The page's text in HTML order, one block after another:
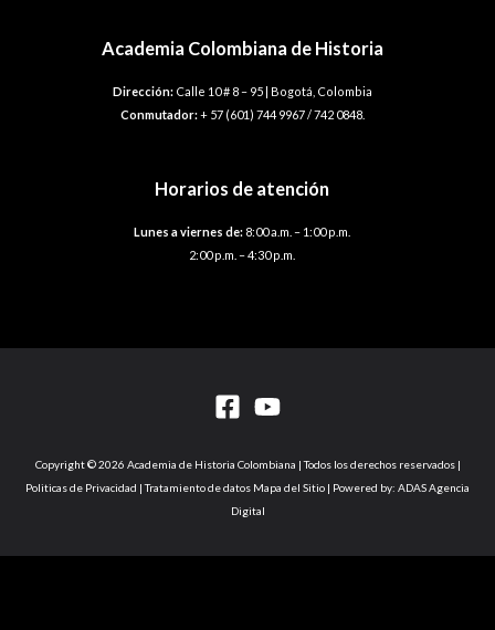
Academia Colombiana de Historia
Dirección:Calle 10 # 8 – 95 | Bogotá, Colombia
Conmutador:+ 57 (601) 744 9967 / 742 0848.
Horarios de atención
Lunes a viernes de: 8:00 a.m. – 1:00 p.m.
2:00 p.m. – 4:30 p.m.
Copyright © 2026 Academia de Historia Colombiana | Todos los derechos reservados |
Politicas de Privacidad | Tratamiento de datos Mapa del Sitio | Powered by: ADAS Agencia
Digital